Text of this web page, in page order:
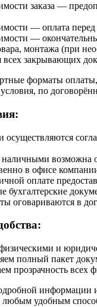
заказа —
— оплата перед
—
монтажа (при
всех закрывающих
форматы
по
осуществляются
возможна
в офисе
оплате
бухгалтерские
оговариваются в
и
полный пакет
прозрачность всех
информации
любым удобным